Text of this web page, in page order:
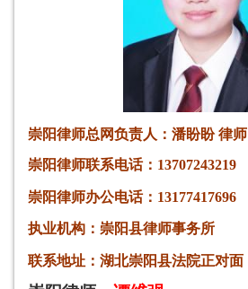
崇阳律师总网负责人：潘盼盼 律师
崇阳律师联系电话：13707243219
崇阳律师办公电话：13177417696
执业机构：崇阳县律师事务所
联系地址：湖北崇阳县法院正对面